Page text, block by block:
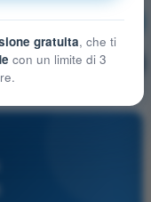
Allenamento!
gratuita, che ti
con un limite di 3